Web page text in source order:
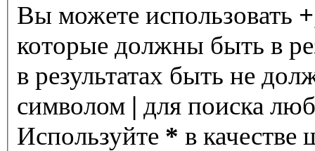
Вы можете использовать +
которые должны быть в
в результатах быть не
символом | для поиска
Используйте * в качестве